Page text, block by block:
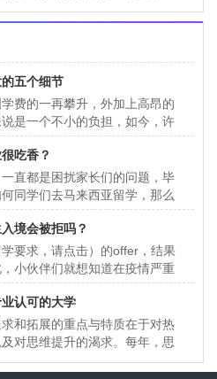
莫纳什（才）大学的第七所分
州
五个细节
费的一再攀升，外加上高昂的
是一个不小的负担，如今，许
在马来读本科或者硕士学士学
吃香？
直都是困扰家长们的问题，毕
同学们去马来西亚留学，那么
息小编认为下面这些同学们可以
境会被拒吗？
要求，请点击）的offer，结果
小伙伴们就想知道在疫情严重
境有着怎样的防控措施。
认可的大学
和拓展的重点与特质在于对热
对思维提升的渴求。每年，思
生，致力与业界建立合作关